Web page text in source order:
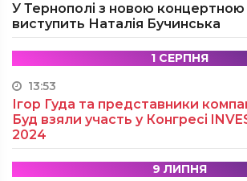
У Тернополі з новою
виступить Наталія Бучинська
1 СЕРПНЯ
13:53
Ігор Гуда та представники
Буд взяли участь у Конгресі
2024
9 ЛИПНЯ